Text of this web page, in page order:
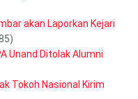
akan Laporkan Kejari
Unand Ditolak Alumni
Tokoh Nasional Kirim